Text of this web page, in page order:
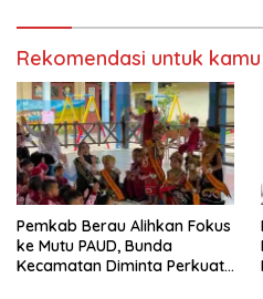
Rekomendasi untuk kamu
Pemkab Berau Alihkan Fokus
ke Mutu PAUD, Bunda
Kecamatan Diminta Perkuat